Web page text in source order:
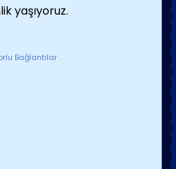
yaşıyoruz.
Bağlantılar